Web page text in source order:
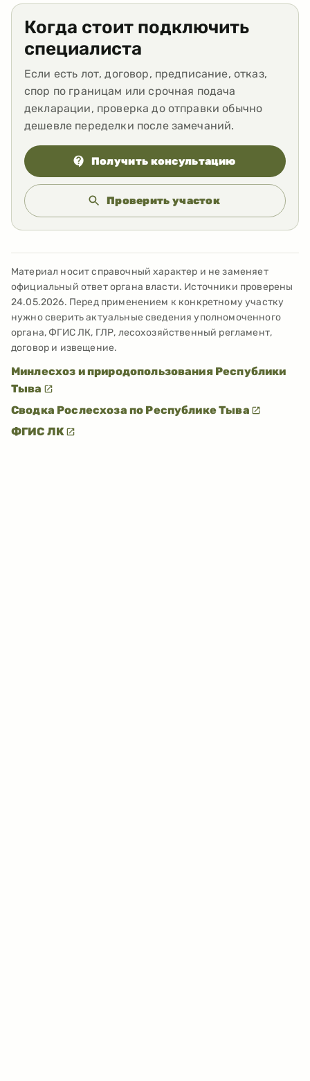
Когда стоит подключить
специалиста
Если есть лот, договор, предписание, отказ,
спор по границам или срочная подача
декларации, проверка до отправки обычно
дешевле переделки после замечаний.
Получить консультацию
Проверить участок
Материал носит справочный характер и не заменяет
официальный ответ органа власти. Источники проверены
24.05.2026. Перед применением к конкретному участку
нужно сверить актуальные сведения уполномоченного
органа, ФГИС ЛК, ГЛР, лесохозяйственный регламент,
договор и извещение.
Минлесхоз и природопользования Республики
Тыва
Сводка Рослесхоза по Республике Тыва
ФГИС ЛК